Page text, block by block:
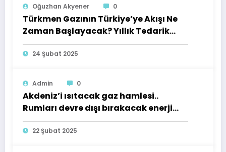
Oğuzhan Akyener 0
Türkmen Gazının Türkiye’ye Akışı Ne
Zaman Başlayacak? Yıllık Tedarik
Hacmi Belli Oldu!
24 Şubat 2025
Admin 0
Akdeniz’i ısıtacak gaz hamlesi..
Rumları devre dışı bırakacak enerji
planı
22 Şubat 2025